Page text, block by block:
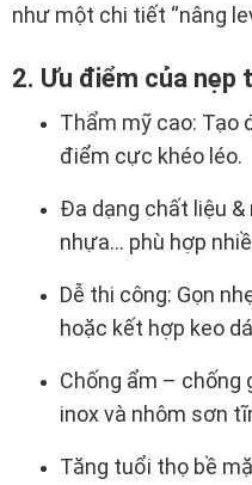
như một chi tiết “nâng
2. Ưu điểm của nẹp
Thẩm mỹ cao: Tạo
điểm cực khéo léo.
Đa dạng chất liệu &
nhựa… phù hợp
Dễ thi công: Gọn
hoặc kết hợp keo
Chống ẩm – chống
inox và nhôm sơn
Tăng tuổi thọ bề